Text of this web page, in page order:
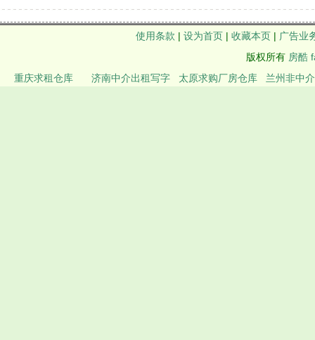
使用条款 | 设为首页 | 收藏本页 | 广告业
版权所有 房酷
重庆求租仓库
济南中介出租写字
太原求购厂房仓库
兰州非中